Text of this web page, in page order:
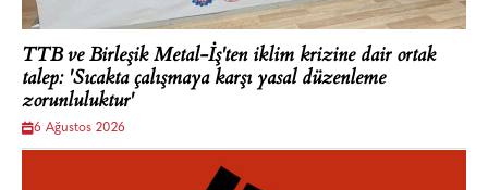
TTB ve Birleşik Metal-İş'ten iklim krizine dair ortak
talep: 'Sıcakta çalışmaya karşı yasal düzenleme
zorunluluktur'
6 Ağustos 2026